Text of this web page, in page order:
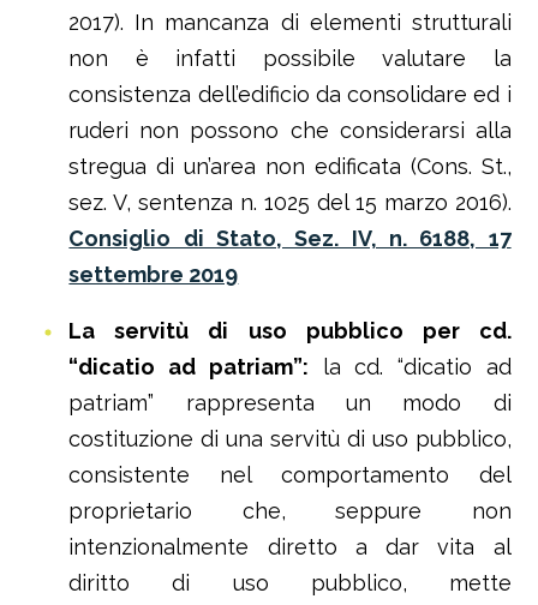
2017). In mancanza di elementi strutturali
non è infatti possibile valutare la
consistenza dell’edificio da consolidare ed i
ruderi non possono che considerarsi alla
stregua di un’area non edificata (Cons. St.,
sez. V, sentenza n. 1025 del 15 marzo 2016).
Consiglio di Stato, Sez. IV, n. 6188, 17
settembre 2019
La servitù di uso pubblico per cd.
“dicatio ad patriam”: la cd. “dicatio ad
patriam” rappresenta un modo di
costituzione di una servitù di uso pubblico,
consistente nel comportamento del
proprietario che, seppure non
intenzionalmente diretto a dar vita al
diritto di uso pubblico, mette